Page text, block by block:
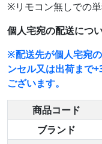
※リモコン無しでの単
個人宅宛の配送につ
※配送先が個人宅宛
ンセル又は出荷まで
ございます。
商品コード
ブランド